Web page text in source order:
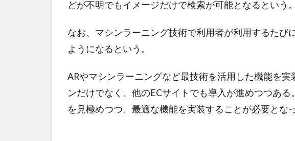
どが不明でもイメージだけで検索が可能となるという。
なお、マシンラーニング技術で利用者が利用するたび
ようになるという。
ARやマシンラーニングなど最技術を活用した機能を
ンだけでなく、他のECサイトでも導入が進めつつあ
を見極めつつ、最適な機能を実装することが必要とな